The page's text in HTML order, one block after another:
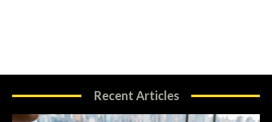
Recent Articles